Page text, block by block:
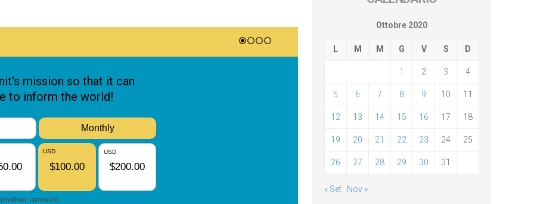
Ottobre 2020
L M M G V S D
1 2 3 4
5 6 7 8 9 10 11
12 13 14 15 16 17 18
19 20 21 22 23 24 25
26 27 28 29 30 31
« Set Nov »